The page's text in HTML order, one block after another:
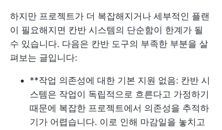
하지만 프로젝트가 더 복잡해지거나 세부적인 플랜
이 필요해지면 칸반 시스템의 단순함이 한계가 될
수 있습니다. 다음은 칸반 도구의 부족한 부분을 살
펴보는 글입니다:
**작업 의존성에 대한 기본 지원 없음: 칸반 시
스템은 작업이 독립적으로 흐른다고 가정하기
때문에 복잡한 프로젝트에서 의존성을 추적하
기가 어렵습니다. 이로 인해 마감일을 놓치고